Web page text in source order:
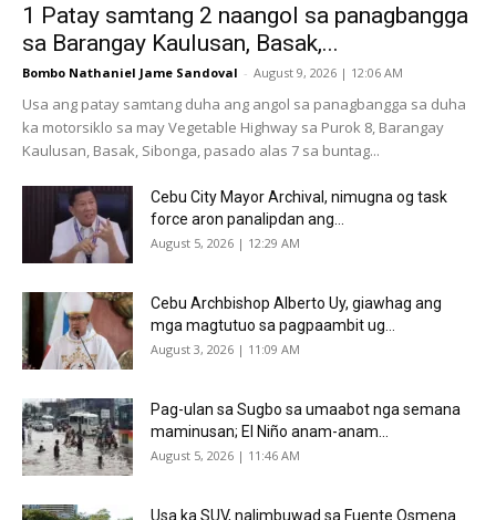
1 Patay samtang 2 naangol sa panagbangga
sa Barangay Kaulusan, Basak,...
Bombo Nathaniel Jame Sandoval - August 9, 2026 | 12:06 AM
Usa ang patay samtang duha ang angol sa panagbangga sa duha
ka motorsiklo sa may Vegetable Highway sa Purok 8, Barangay
Kaulusan, Basak, Sibonga, pasado alas 7 sa buntag...
Cebu City Mayor Archival, nimugna og task
force aron panalipdan ang...
August 5, 2026 | 12:29 AM
Cebu Archbishop Alberto Uy, giawhag ang
mga magtutuo sa pagpaambit ug...
August 3, 2026 | 11:09 AM
Pag-ulan sa Sugbo sa umaabot nga semana
maminusan; El Niño anam-anam...
August 5, 2026 | 11:46 AM
Usa ka SUV, nalimbuwad sa Fuente Osmena